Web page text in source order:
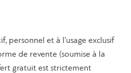
personnel et à l’usage exclusif
de revente (soumise à la
gratuit est strictement